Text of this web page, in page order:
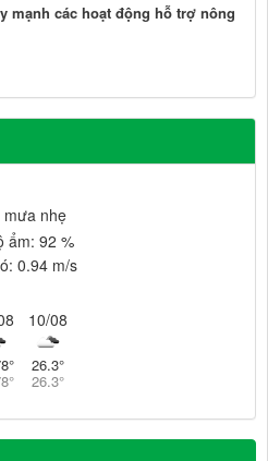
mạnh các hoạt động hỗ trợ nông
mưa nhẹ
ẩm: 92 %
0.94 m/s
°
°
10/08
26.3°
26.3°